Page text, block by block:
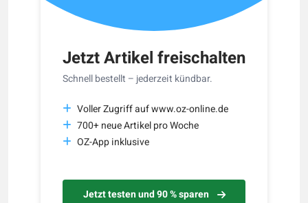
Jetzt Artikel freischalten
Schnell bestellt – jederzeit kündbar.
Voller Zugriff auf www.oz-online.de
700+ neue Artikel pro Woche
OZ-App inklusive
Jetzt testen und 90 % sparen